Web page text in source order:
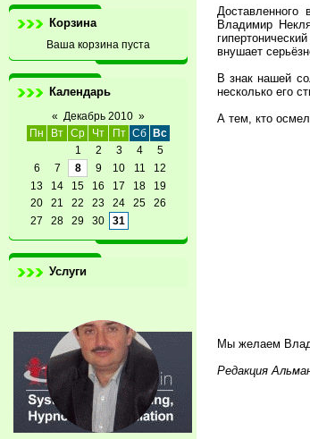
Корзина
Ваша корзина пуста
Календарь
« Декабрь 2010 »
Пн
Вт Ср Чт Пт Сб
Вс
1
2 3 4
5
6
7 8 9 10 11
12
13
14 15 16 17 18
19
20
21 22 23 24 25
26
27
28 29 30 31
Услуги
Владимир
внушает
В знак нашей
несколько его
А тем, кто
Мы желаем
Редакция